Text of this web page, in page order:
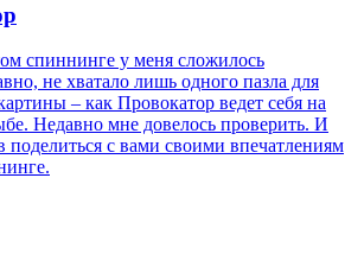
спиннинге у меня сложилось
не хватало лишь одного пазла для
– как Провокатор ведет себя на
Недавно мне довелось проверить. И
поделиться с вами своими впечатлениям